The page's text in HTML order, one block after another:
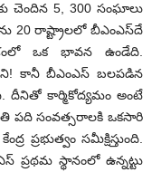
చెందిన 5, 300 సంఘాలు
20 రాష్ట్రాలలో బీఎంఎస్‌దే
ఒక భావన ఉండేది.
కానీ బీఎంఎస్‌ బలపడిన
కార్మికోద్యమం అంటే
పది సంవత్సరాలకి ఒకసారి
ప్రభుత్వం సమీక్షిస్తుంది.
ప్రథమ స్థానంలో ఉన్నట్టు